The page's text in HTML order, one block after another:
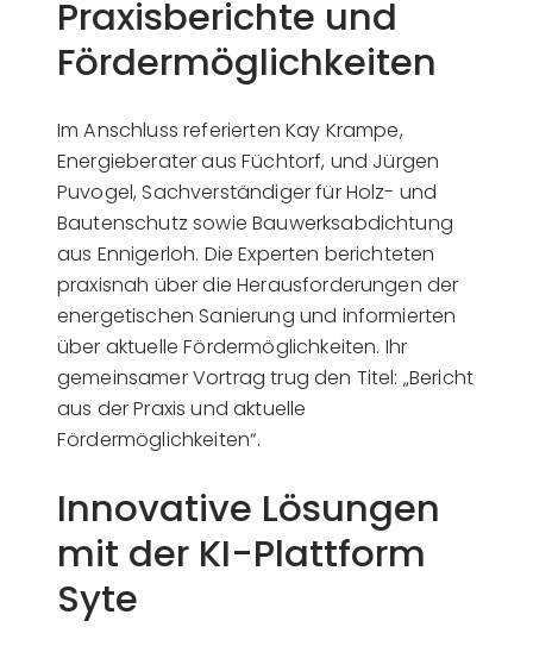
Praxisberichte und
Fördermöglichkeiten
Im Anschluss referierten Kay Krampe,
Energieberater aus Füchtorf, und Jürgen
Puvogel, Sachverständiger für Holz- und
Bautenschutz sowie Bauwerksabdichtung
aus Ennigerloh. Die Experten berichteten
praxisnah über die Herausforderungen der
energetischen Sanierung und informierten
über aktuelle Fördermöglichkeiten. Ihr
gemeinsamer Vortrag trug den Titel: „Bericht
aus der Praxis und aktuelle
Fördermöglichkeiten“.
Innovative Lösungen
mit der KI-Plattform
Syte